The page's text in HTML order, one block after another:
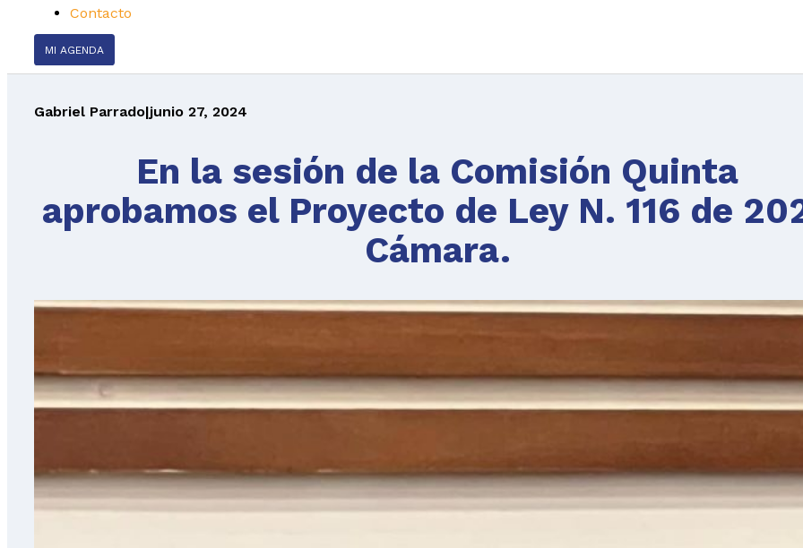
Contacto
MI AGENDA
Gabriel Parrado|junio 27, 2024
En la sesión de la Comisión Quinta
aprobamos el Proyecto de Ley N. 116 de
Cámara.